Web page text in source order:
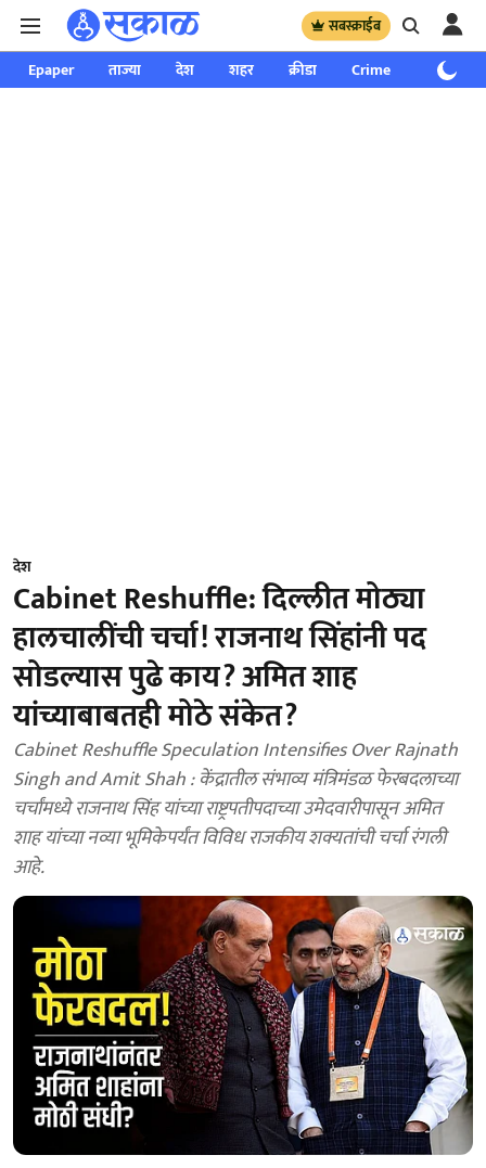
सबस्क्राईब
Epaper ताज्या देश शहर क्रीडा Crime साप्ताहिक
देश
Cabinet Reshuffle: दिल्लीत मोठ्या
हालचालींची चर्चा! राजनाथ सिंहांनी पद
सोडल्यास पुढे काय? अमित शाह
यांच्याबाबतही मोठे संकेत?
Cabinet Reshuffle Speculation Intensifies Over Rajnath
Singh and Amit Shah : केंद्रातील संभाव्य मंत्रिमंडळ फेरबदलाच्या
चर्चांमध्ये राजनाथ सिंह यांच्या राष्ट्रपतीपदाच्या उमेदवारीपासून अमित
शाह यांच्या नव्या भूमिकेपर्यंत विविध राजकीय शक्यतांची चर्चा रंगली
आहे.